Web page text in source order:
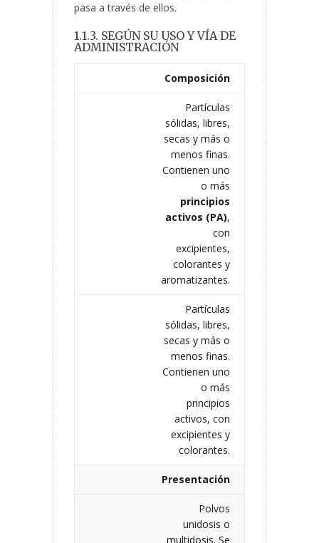
pasa a través de ellos.
1.1.3. SEGÚN SU USO Y VÍA DE
ADMINISTRACIÓN
Composición
Partículas
sólidas, libres,
secas y más o
menos finas.
Contienen uno
o más
principios
activos (PA),
con
excipientes,
colorantes y
aromatizantes.
Partículas
sólidas, libres,
secas y más o
menos finas.
Contienen uno
o más
principios
activos, con
excipientes y
colorantes.
Presentación
Polvos
unidosis o
multidosis. Se